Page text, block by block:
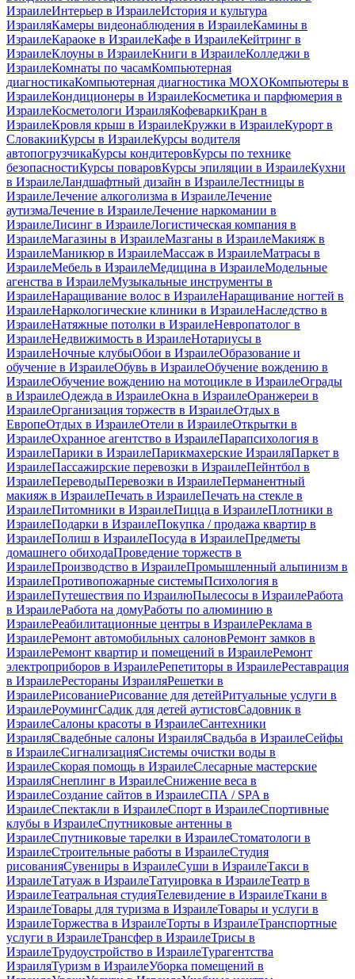
ИзраилеИнтерьер в ИзраилеИстория и культура
ИзраиляКамеры видеонаблюдения в ИзраилеКамины в
ИзраилеКараоке в ИзраилеКафе в ИзраилеКейтринг в
ИзраилеКлоуны в ИзраилеКниги в ИзраилеКолледжи в
ИзраилеКомнаты по часамКомпьютерная
диагностикаКомпьютерная диагностика MOXOКомпьютеры в
ИзраилеКондиционеры в ИзраилеКосметика и парфюмерия в
ИзраилеКосметологи ИзраиляКофеваркиКран в
ИзраилеКровля крыш в ИзраилеКружки в ИзраилеКурорт в
СловакииКурсы в ИзраилеКурсы водителя
автопогрузчикаКурсы кондитеровКурсы по технике
безопасностиКурсы поваровКурсы эпиляции в ИзраилеКухни
в ИзраилеЛандшафтный дизайн в ИзраилеЛестницы в
ИзраилеЛечение алкоголизма в ИзраилеЛечение
аутизмаЛечение в ИзраилеЛечение наркомании в
ИзраилеЛисинг в ИзраилеЛогистическая компания в
ИзраилеМагазины в ИзраилеМазганы в ИзраилеМакияж в
ИзраилеМаникюр в ИзраилеМассаж в ИзраилеМатрасы в
ИзраилеМебель в ИзраилеМедицина в ИзраилеМодельные
агенства в ИзраилеМузыкальные инструменты в
ИзраилеНаращивание волос в ИзраилеНаращивание ногтей в
ИзраилеНаркологические клиники в ИзраилеНаследство в
ИзраилеНатяжные потолки в ИзраилеНевропатолог в
ИзраилеНедвижимость в ИзраилеНотариусы в
ИзраилеНочные клубыОбои в ИзраилеОбразование и
обучение в ИзраилеОбувь в ИзраилеОбучение вождению в
ИзраилеОбучение вождению на мотоцикле в ИзраилеОграды
в ИзраилеОдежда в ИзраилеОкна в ИзраилеОранжереи в
ИзраилеОрганизация торжеств в ИзраилеОтдых в
ЕвропеОтдых в ИзраилеОтели в ИзраилеОткрытки в
ИзраилеОхранное агентство в ИзраилеПарапсихология в
ИзраилеПарики в ИзраилеПарикмахерские ИзраиляПаркет в
ИзраилеПассажирские перевозки в ИзраилеПейнтбол в
ИзраилеПереводыПеревозки в ИзраилеПерманентный
макияж в ИзраилеПечать в ИзраилеПечать на стекле в
ИзраилеПитомники в ИзраилеПицца в ИзраилеПлотники в
ИзраилеПодарки в ИзраилеПокупка / продажа квартир в
ИзраилеПолиш в ИзраилеПосуда в ИзраилеПредметы
домашнего обиходаПроведение торжеств в
ИзраилеПроизводство в ИзраилеПромышленный альпинизм в
ИзраилеПротивопожарные системыПсихология в
ИзраилеПутешествия по ИзраилюПылесосы в ИзраилеРабота
в ИзраилеРабота на домуРаботы по алюминию в
ИзраилеРеабилитационные центры в ИзраилеРеклама в
ИзраилеРемонт автомобильных салоновРемонт замков в
ИзраилеРемонт квартир и помещений в ИзраилеРемонт
электроприборов в ИзраилеРепетиторы в ИзраилеРеставрация
в ИзраилеРестораны ИзраиляРешетки в
ИзраилеРисованиеРисование для детейРитуальные услуги в
ИзраилеРоумингСадик для детей аутистовСадовник в
ИзраилеСалоны красоты в ИзраилеСантехники
ИзраиляСвадебные салоны ИзраиляСвадьба в ИзраилеСейфы
в ИзраилеСигнализацияСистемы очистки воды в
ИзраилеСкорая помощь в ИзраилеСлесарные мастерские
ИзраиляСнеплинг в ИзраилеСнижение веса в
ИзраилеСоздание сайтов в ИзраилеСПА / SPA в
ИзраилеСпектакли в ИзраилеСпорт в ИзраилеСпортивные
клубы в ИзраилеСпутниковые антенны в
ИзраилеСпутниковые тарелки в ИзраилеСтоматологи в
ИзраилеСтроительные работы в ИзраилеСтудия
рисованияСувениры в ИзраилеСуши в ИзраилеТакси в
ИзраилеТатуаж в ИзраилеТатуировка в ИзраилеТеатр в
ИзраилеТеатральная студияТелевидение в ИзраилеТкани в
ИзраилеТовары для туризма в ИзраилеТовары и услуги в
ИзраилеТоржества в ИзраилеТорты в ИзраилеТранспортные
услуги в ИзраилеТрансфер в ИзраилеТрисы в
ИзраилеТрудоустройство в ИзраилеТурагентства
ИзраиляТуризм в ИзраилеУборка помещений в